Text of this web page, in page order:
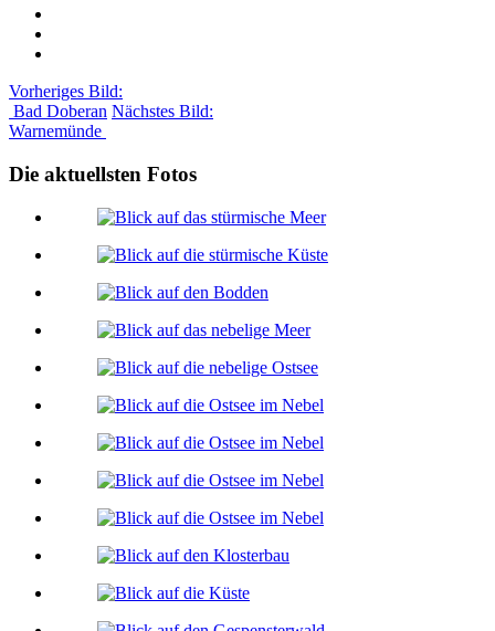
Vorheriges Bild:
Bad Doberan Nächstes Bild:
Warnemünde
Die aktuellsten Fotos